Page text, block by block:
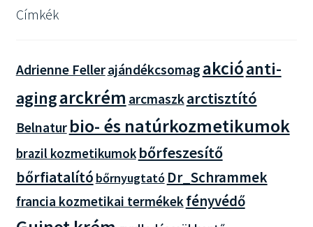
Címkék
Adrienne Fellerajándékcsomag akcióanti-
agingarckrém arcmaszkarctisztító
Belnatur bio- és natúrkozmetikumok
brazil kozmetikumok bőrfeszesítő
bőrfiatalító bőrnyugtató Dr_Schrammek
francia kozmetikai termékekfényvédő